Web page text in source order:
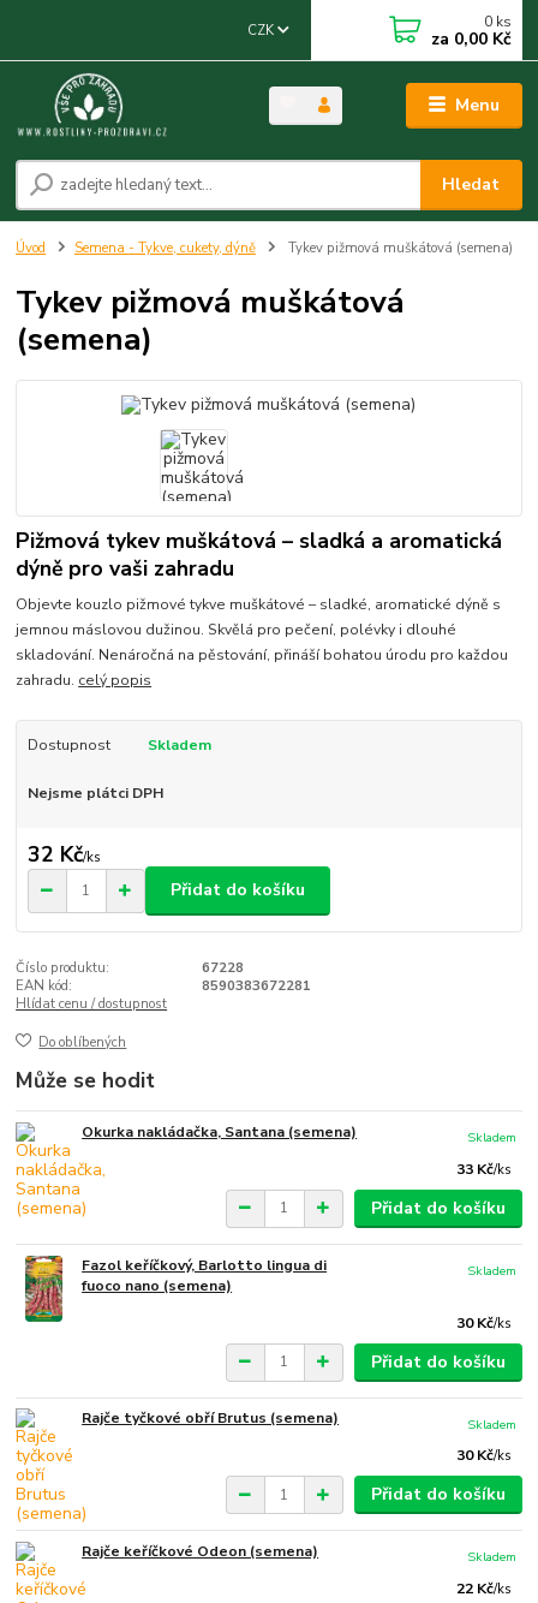
Menu
CZK
Hledat
0 ks
za 0,00 Kč
Úvod Semena - Tykve, cukety, dýně Tykev pižmová muškátová (semena)
Tykev pižmová muškátová
(semena)
Pižmová tykev muškátová – sladká a aromatická
dýně pro vaši zahradu
Objevte kouzlo pižmové tykve muškátové – sladké, aromatické dýně s
jemnou máslovou dužinou. Skvělá pro pečení, polévky i dlouhé
skladování. Nenáročná na pěstování, přináší bohatou úrodu pro každou
zahradu. celý popis
Dostupnost Skladem
Nejsme plátci DPH
32 Kč/ks
Přidat do košíku
Číslo produktu:
67228
EAN kód:
8590383672281
Hlídat cenu / dostupnost
Do oblíbených
Může se hodit
Okurka nakládačka, Santana (semena)
33 Kč/ks
Skladem
Přidat do košíku
Fazol keříčkový, Barlotto lingua di
fuoco nano (semena)
30 Kč/ks
Skladem
Přidat do košíku
Rajče tyčkové obří Brutus (semena)
30 Kč/ks
Skladem
Přidat do košíku
Rajče keříčkové Odeon (semena)
22 Kč/ks
Skladem